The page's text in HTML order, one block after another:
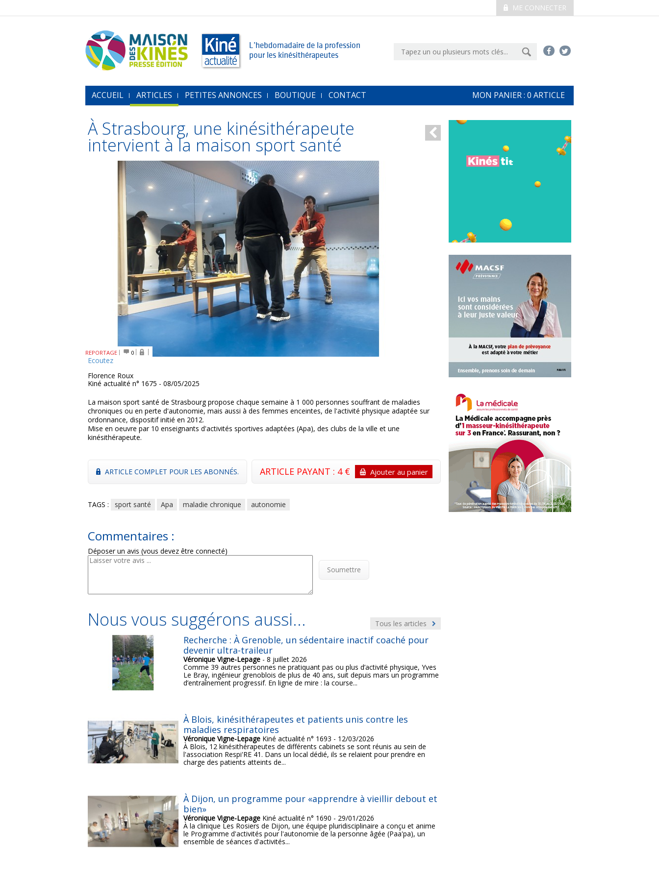
ME CONNECTER
L’hebdomadaire de la profession
pour les kinésithérapeutes
ACCUEIL ARTICLES PETITES ANNONCES BOUTIQUE CONTACT MON PANIER : 0 ARTICLE
À Strasbourg, une kinésithérapeute
intervient à la maison sport santé
REPORTAGE 0
Ecoutez
Florence Roux
Kiné actualité n° 1675 - 08/05/2025
La maison sport santé de Strasbourg propose chaque semaine à 1 000 personnes souffrant de maladies
chroniques ou en perte d'autonomie, mais aussi à des femmes enceintes, de l'activité physique adaptée sur
ordonnance, dispositif initié en 2012.
Mise en oeuvre par 10 enseignants d'activités sportives adaptées (Apa), des clubs de la ville et une
kinésithérapeute.
ARTICLE COMPLET POUR LES ABONNÉS. ARTICLE PAYANT : 4 € Ajouter au panier
TAGS : sport santé Apa maladie chronique autonomie
Commentaires :
Déposer un avis (vous devez être connecté)
Soumettre
Tous les articles
Nous vous suggérons aussi...
Recherche : À Grenoble, un sédentaire inactif coaché pour
devenir ultra-traileur
Véronique Vigne-Lepage- 8 juillet 2026
Comme 39 autres personnes ne pratiquant pas ou plus d’activité physique, Yves
Le Bray, ingénieur grenoblois de plus de 40 ans, suit depuis mars un programme
d’entraînement progressif. En ligne de mire : la course...
À Blois, kinésithérapeutes et patients unis contre les
maladies respiratoires
Véronique Vigne-LepageKiné actualité n° 1693 - 12/03/2026
À Blois, 12 kinésithérapeutes de différents cabinets se sont réunis au sein de
l'association Respi'RE 41. Dans un local dédié, ils se relaient pour prendre en
charge des patients atteints de...
À Dijon, un programme pour «apprendre à vieillir debout et
bien»
Véronique Vigne-LepageKiné actualité n° 1690 - 29/01/2026
À la clinique Les Rosiers de Dijon, une équipe pluridisciplinaire a conçu et anime
le Programme d'activités pour l'autonomie de la personne âgée (Paa'pa), un
ensemble de séances d'activités...